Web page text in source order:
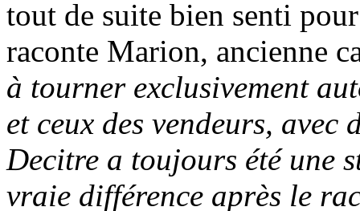
tout de suite bien senti
raconte Marion, ancienne
à tourner exclusivement
et ceux des vendeurs,
Decitre a toujours été une
vraie différence après le